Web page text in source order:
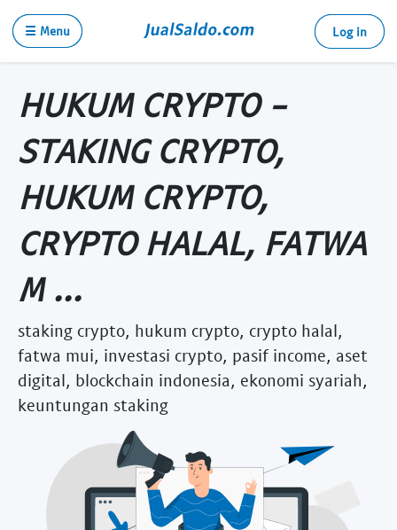
☰ Menu Log in
HUKUM CRYPTO -
STAKING CRYPTO,
HUKUM CRYPTO,
CRYPTO HALAL, FATWA
M ...
staking crypto, hukum crypto, crypto halal,
fatwa mui, investasi crypto, pasif income, aset
digital, blockchain indonesia, ekonomi syariah,
keuntungan staking